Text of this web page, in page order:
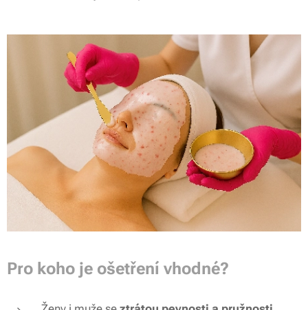
Pro koho je ošetření vhodné?